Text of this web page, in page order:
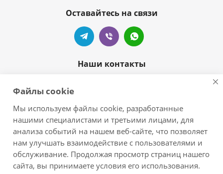
Оставайтесь на связи
Наши контакты
zelove-shop@mail.ru
г.Краснодар, п.Новознаменский,
ул.Центральная/Черноморская
Файлы cookie
Мы используем файлы cookie, разработанные
нашими специалистами и третьими лицами, для
анализа событий на нашем веб-сайте, что позволяет
нам улучшать взаимодействие с пользователями и
обслуживание. Продолжая просмотр страниц нашего
сайта, вы принимаете условия его использования.